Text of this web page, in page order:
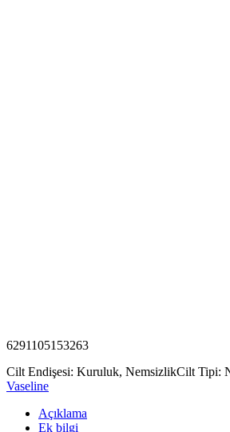
6291105153263
Cilt Endişesi: Kuruluk, NemsizlikCilt Tipi:
Vaseline
Açıklama
Ek bilgi